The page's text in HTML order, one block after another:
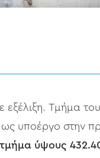
εξέλιξη. Τμήμα
υποέργο στην
τμήμα ύψους